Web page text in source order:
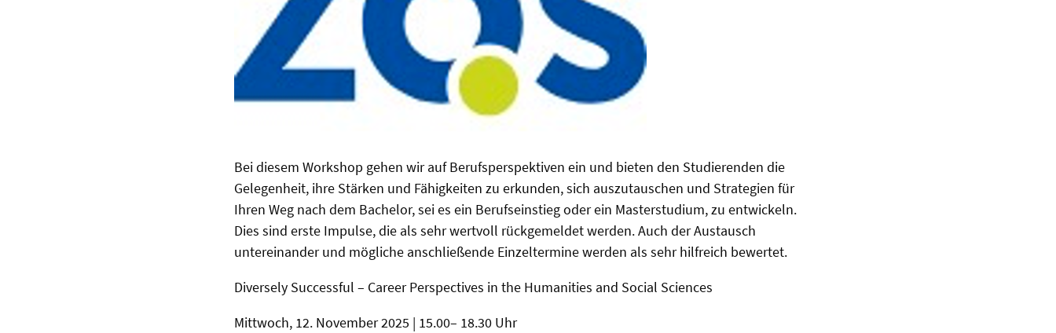
Bei diesem Workshop gehen wir auf Berufsperspektiven ein und bieten den Studierenden die
Gelegenheit, ihre Stärken und Fähigkeiten zu erkunden, sich auszutauschen und Strategien für
Ihren Weg nach dem Bachelor, sei es ein Berufseinstieg oder ein Masterstudium, zu entwickeln.
Dies sind erste Impulse, die als sehr wertvoll rückgemeldet werden. Auch der Austausch
untereinander und mögliche anschließende Einzeltermine werden als sehr hilfreich bewertet.
Diversely Successful – Career Perspectives in the Humanities and Social Sciences
Mittwoch, 12. November 2025 | 15.00– 18.30 Uhr